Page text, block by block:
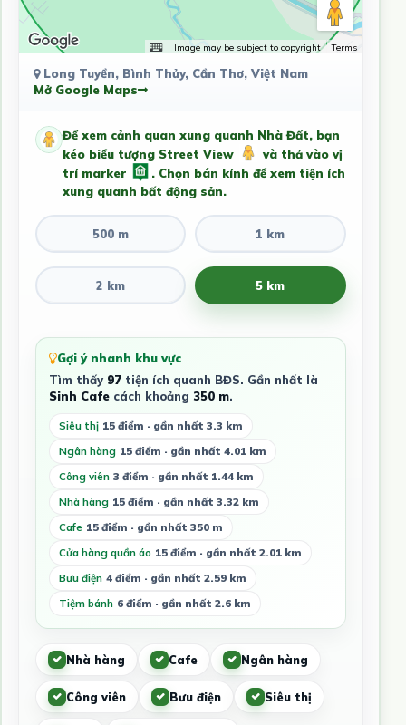
Image may be subject to copyright Terms
Long Tuyền, Bình Thủy, Cần Thơ, Việt Nam
Mở Google Maps
Để xem cảnh quan xung quanh Nhà Đất, bạn
kéo biểu tượng Street View
và thả vào vị
trí marker
. Chọn bán kính để xem tiện ích
xung quanh bất động sản.
500 m 1 km
2 km 5 km
Gợi ý nhanh khu vực
Tìm thấy 97tiện ích quanh BĐS. Gần nhất là
Sinh Cafecách khoảng 350 m.
Siêu thị 15 điểm · gần nhất 3.3 km
Ngân hàng 15 điểm · gần nhất 4.01 km
Công viên 3 điểm · gần nhất 1.44 km
Nhà hàng 15 điểm · gần nhất 3.32 km
Cafe 15 điểm · gần nhất 350 m
Cửa hàng quần áo 15 điểm · gần nhất 2.01 km
Bưu điện 4 điểm · gần nhất 2.59 km
Tiệm bánh 6 điểm · gần nhất 2.6 km
Nhà hàng Cafe Ngân hàng
Công viên Bưu điện Siêu thị